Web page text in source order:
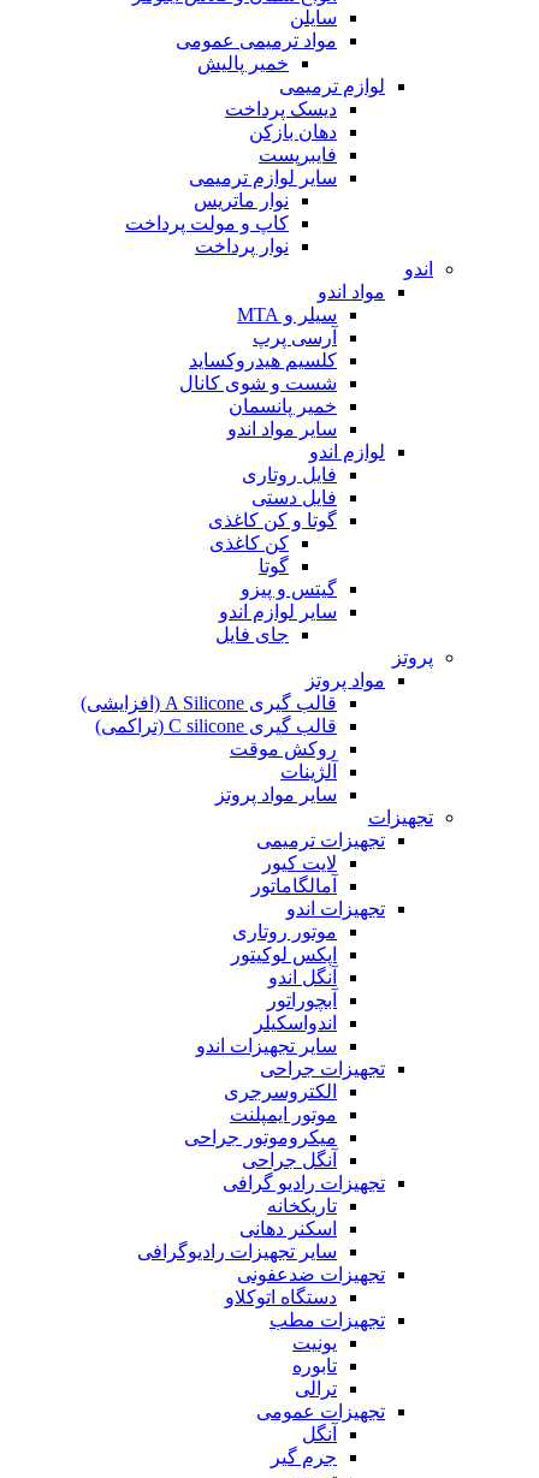
سایلن
مواد ترمیمی عمومی
خمیر پالیش
لوازم ترمیمی
دیسک پرداخت
دهان بازکن
فایبرپست
سایر لوازم ترمیمی
نوار ماتریس
کاپ و مولت پرداخت
نوار پرداخت
اندو
مواد اندو
سیلر و MTA
آرسی پرپ
کلسیم هیدروکساید
شست و شوی کانال
خمیر پانسمان
سایر مواد اندو
لوازم اندو
فایل روتاری
فایل دستی
گوتا و کن کاغذی
کن کاغذی
گوتا
گیتس و پیزو
سایر لوازم اندو
جای فایل
پروتز
مواد پروتز
قالب گیری A Silicone (افزایشی)
قالب گیری C silicone (تراکمی)
روکش موقت
آلژینات
سایر مواد پروتز
تجهیزات
تجهیزات ترمیمی
لایت کیور
آمالگاماتور
تجهیزات اندو
موتور روتاری
اپکس لوکیتور
آنگل اندو
آبچوراتور
اندواسکیلر
سایر تجهیزات اندو
تجهیزات جراحی
الکتروسرجری
موتور ایمپلنت
میکروموتور جراحی
آنگل جراحی
تجهیزات رادیو گرافی
تاریکخانه
اسکنر دهانی
سایر تجهیزات رادیوگرافی
تجهیزات ضدعفونی
دستگاه اتوکلاو
تجهیزات مطب
یونیت
تابوره
ترالی
تجهیزات عمومی
آنگل
جرم گیر